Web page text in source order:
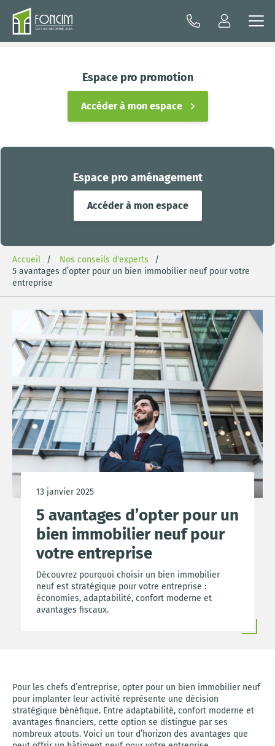
Espace pro aménagement
Accéder à mon espace
Espace pro promotion
Accéder à mon espace
Accueil
Nos conseils d'experts
5 avantages d’opter pour un bien immobilier neuf pour votre
entreprise
13 janvier 2025
5 avantages d’opter pour un
bien immobilier neuf pour
votre entreprise
Découvrez pourquoi choisir un bien immobilier
neuf est stratégique pour votre entreprise :
économies, adaptabilité, confort moderne et
avantages fiscaux.
Pour les chefs d’entreprise, opter pour un bien immobilier neuf
pour implanter leur activité représente une décision
stratégique bénéfique. Entre adaptabilité, confort moderne et
avantages financiers, cette option se distingue par ses
nombreux atouts. Voici un tour d’horizon des avantages que